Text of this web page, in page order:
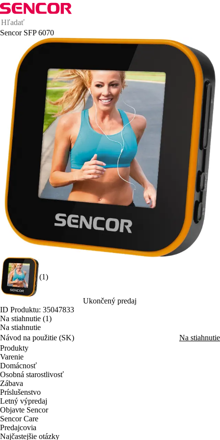
Sencor SFP 6070
(1)
Ukončený predaj
ID Produktu: 35047833
Na stiahnutie (1)
Na stiahnutie
Návod na použitie (SK)
Na stiahnutie
Produkty
Varenie
Domácnosť
Osobná starostlivosť
Zábava
Príslušenstvo
Letný výpredaj
Objavte Sencor
Sencor Care
Predajcovia
Najčastejšie otázky